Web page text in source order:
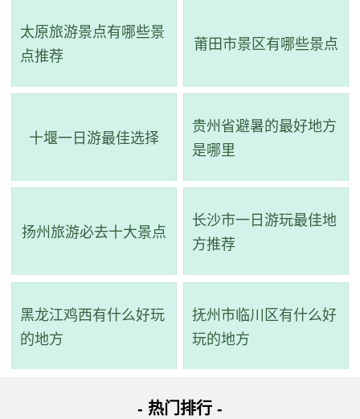
“儒、道、释”三家竞相占地经营，兼有伊斯兰教、摩尼教、印
度教的活动踪迹，逐步发展为多种宗教兼容并蓄的文化名
山。自古以来，清源山就以36洞天，18胜景而闻名，其中老
君岩、千手岩、弥陀岩、碧霄岩、瑞象岩、虎乳泉、南台
岩、清源洞、赐恩岩等景点尤其著名。
太原旅游景点有哪些景
点推荐
莆田市景区有哪些景点
十堰一日游最佳选择
贵州省避暑的最好地方
是哪里
扬州旅游必去十大景点
长沙市一日游玩最佳地
方推荐
黑龙江鸡西有什么好玩
的地方
抚州市临川区有什么好
玩的地方
- 热门排行 -